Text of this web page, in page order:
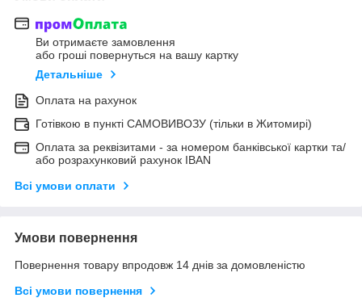
Ви отримаєте замовлення
або гроші повернуться на вашу картку
Детальніше
Оплата на рахунок
Готівкою в пункті САМОВИВОЗУ (тільки в Житомирі)
Оплата за реквізитами - за номером банківської картки та/
або розрахунковий рахунок IBAN
Всі умови оплати
Умови повернення
Повернення товару впродовж 14 днів за домовленістю
Всі умови повернення